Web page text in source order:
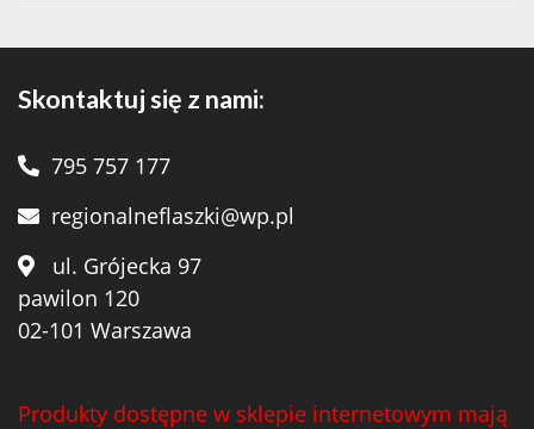
Skontaktuj się z nami:
795 757 177
regionalneflaszki@wp.pl
ul. Grójecka 97
pawilon 120
02-101 Warszawa
Produkty dostępne w sklepie internetowym mają